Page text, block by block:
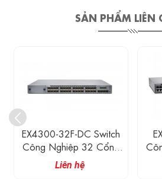
SẢN PHẨM LIÊN
EX4300-32F-DC Switch
Công Nghiệp 32 Cổng
1G SFP, 4 Cổng 10G
SFP+, 2 Cổng 40G
Liên hệ